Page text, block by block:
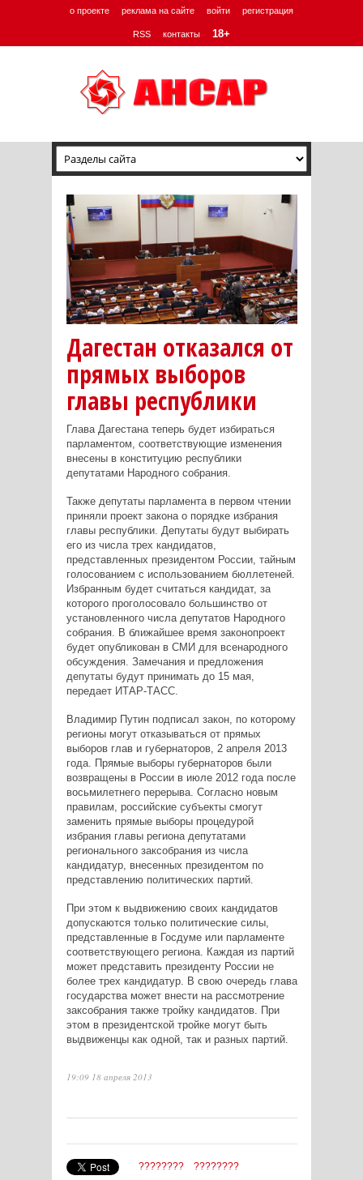
о проекте реклама на сайте войти регистрация
RSS контакты 18+
Дагестан отказался от
прямых выборов
главы республики
Глава Дагестана теперь будет избираться
парламентом, соответствующие изменения
внесены в конституцию республики
депутатами Народного собрания.
Также депутаты парламента в первом чтении
приняли проект закона о порядке избрания
главы республики. Депутаты будут выбирать
его из числа трех кандидатов,
представленных президентом России, тайным
голосованием с использованием бюллетеней.
Избранным будет считаться кандидат, за
которого проголосовало большинство от
установленного числа депутатов Народного
собрания. В ближайшее время законопроект
будет опубликован в СМИ для всенародного
обсуждения. Замечания и предложения
депутаты будут принимать до 15 мая,
передает ИТАР-ТАСС.
Владимир Путин подписал закон, по которому
регионы могут отказываться от прямых
выборов глав и губернаторов, 2 апреля 2013
года. Прямые выборы губернаторов были
возвращены в России в июле 2012 года после
восьмилетнего перерыва. Согласно новым
правилам, российские субъекты смогут
заменить прямые выборы процедурой
избрания главы региона депутатами
регионального заксобрания из числа
кандидатур, внесенных президентом по
представлению политических партий.
При этом к выдвижению своих кандидатов
допускаются только политические силы,
представленные в Госдуме или парламенте
соответствующего региона. Каждая из партий
может представить президенту России не
более трех кандидатур. В свою очередь глава
государства может внести на рассмотрение
заксобрания также тройку кандидатов. При
этом в президентской тройке могут быть
выдвиженцы как одной, так и разных партий.
19:09 18 апреля 2013
???????? ????????